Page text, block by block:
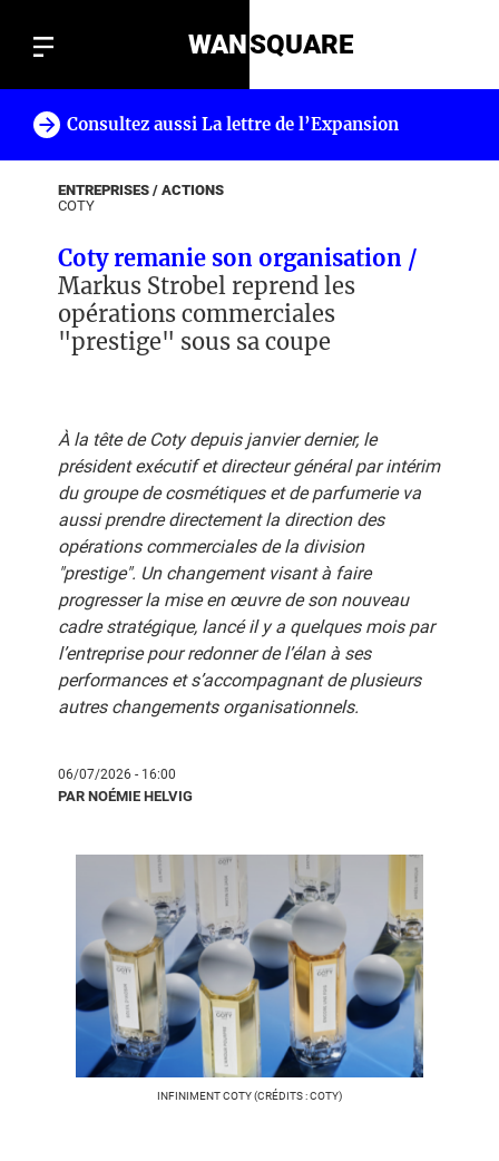
WANSQUARE
Consultez aussi La lettre de l’Expansion
ENTREPRISES / ACTIONS
COTY
Coty remanie son organisation /
Markus Strobel reprend les
opérations commerciales
"prestige" sous sa coupe
À la tête de Coty depuis janvier dernier, le
président exécutif et directeur général par intérim
du groupe de cosmétiques et de parfumerie va
aussi prendre directement la direction des
opérations commerciales de la division
"prestige". Un changement visant à faire
progresser la mise en œuvre de son nouveau
cadre stratégique, lancé il y a quelques mois par
l’entreprise pour redonner de l’élan à ses
performances et s’accompagnant de plusieurs
autres changements organisationnels.
06/07/2026 - 16:00
PAR NOÉMIE HELVIG
INFINIMENT COTY (CRÉDITS : COTY)